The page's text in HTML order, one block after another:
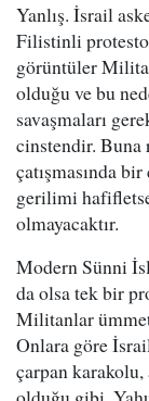
Yanlış. İsrail
Filistinli
görüntüler
olduğu ve bu
savaşmaları
cinstendir.
çatışmasında
gerilimi
olmayacaktır.
Modern Sünni
da olsa tek bir
Militanlar
Onlara göre
çarpan karakolu,